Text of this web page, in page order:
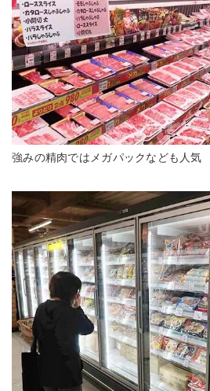
強みの精肉ではメガパックなども人気